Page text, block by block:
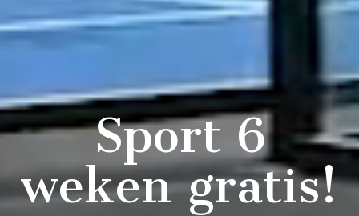
Sport 6
weken gratis!